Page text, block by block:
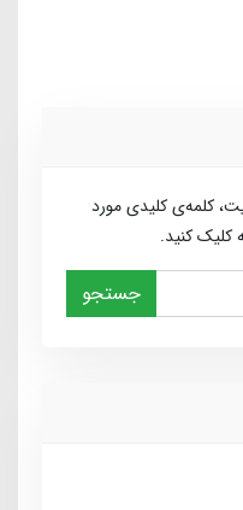
کلمه‌ی کلیدی مورد
کلیک کنید.
جستجو